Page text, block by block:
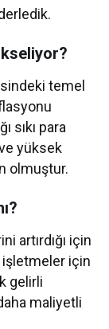
temel
sıkı para
yüksek
olmuştur.
artırdığı için
için
gelirli
maliyetli